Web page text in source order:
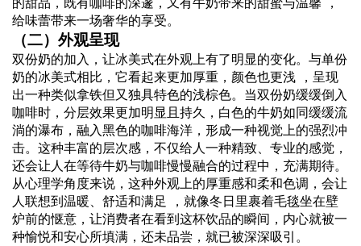
给味蕾带来一场奢华的享受。
（二）外观呈现
双份奶的加入，让冰美式在外观上有了明显的变化。与单份
奶的冰美式相比，它看起来更加厚重，颜色也更浅 ，呈现
出一种类似拿铁但又独具特色的浅棕色。当双份奶缓缓倒入
咖啡时，分层效果更加明显且持久，白色的牛奶如同缓缓流
淌的瀑布，融入黑色的咖啡海洋，形成一种视觉上的强烈冲
击。这种丰富的层次感，不仅给人一种精致、专业的感觉，
还会让人在等待牛奶与咖啡慢慢融合的过程中，充满期待。
从心理学角度来说，这种外观上的厚重感和柔和色调，会让
人联想到温暖、舒适和满足 ，就像冬日里裹着毛毯坐在壁
炉前的惬意，让消费者在看到这杯饮品的瞬间，内心就被一
种愉悦和安心所填满，还未品尝，就已被深深吸引。